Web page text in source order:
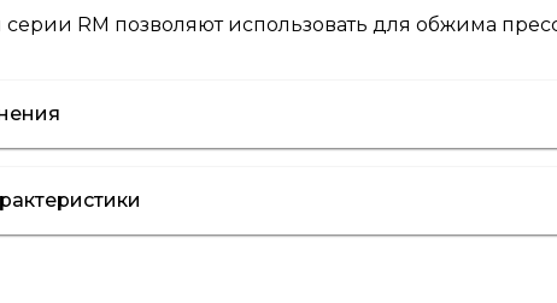
RM позволяют использовать для обжима